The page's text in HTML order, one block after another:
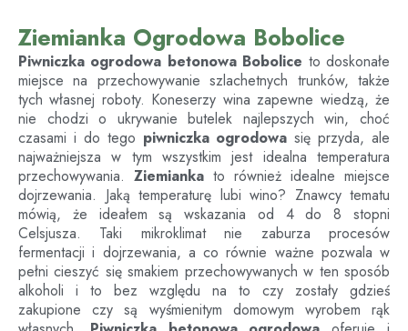
Ziemianka Ogrodowa Bobolice
Piwniczka ogrodowa betonowa Bobolice to doskonałe
miejsce na przechowywanie szlachetnych trunków, także
tych własnej roboty. Koneserzy wina zapewne wiedzą, że
nie chodzi o ukrywanie butelek najlepszych win, choć
czasami i do tego piwniczka ogrodowa się przyda, ale
najważniejsza w tym wszystkim jest idealna temperatura
przechowywania. Ziemianka to również idealne miejsce
dojrzewania. Jaką temperaturę lubi wino? Znawcy tematu
mówią, że ideałem są wskazania od 4 do 8 stopni
Celsjusza. Taki mikroklimat nie zaburza procesów
fermentacji i dojrzewania, a co równie ważne pozwala w
pełni cieszyć się smakiem przechowywanych w ten sposób
alkoholi i to bez względu na to czy zostały gdzieś
zakupione czy są wyśmienitym domowym wyrobem rąk